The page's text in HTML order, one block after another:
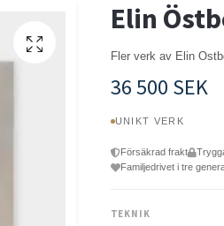
Elin
Fler verk av Elin
36 500 SEK
UNIKT VERK
Försäkrad frakt
Familjedrivet i tre
TEKNIK